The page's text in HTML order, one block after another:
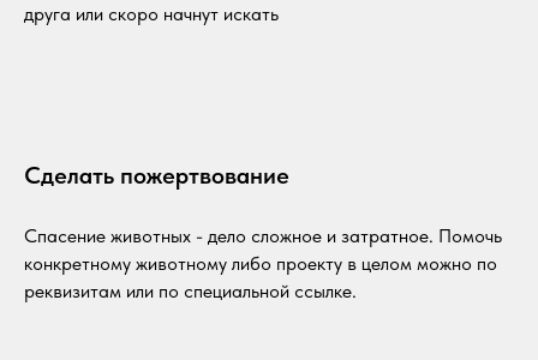
друга или скоро начнут искать
Сделать пожертвование
Спасение животных - дело сложное и затратное. Помочь
конкретному животному либо проекту в целом можно по
реквизитам или по специальной ссылке.